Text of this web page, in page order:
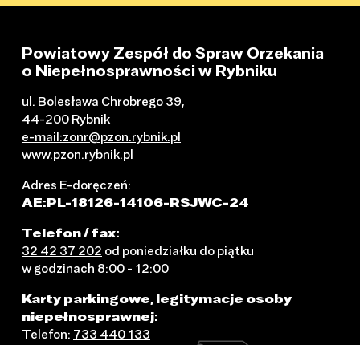
Powiatowy Zespół do Spraw Orzekania
o Niepełnosprawności w Rybniku
ul. Bolesława Chrobrego 39,
44-200 Rybnik
e-mail:zonr@pzon.rybnik.pl
www.pzon.rybnik.pl
Adres E-doręczeń:
AE:PL-18126-14106-RSJWC-24
Telefon / fax:
32 42 37 202 od poniedziałku do piątku
w godzinach 8:00 - 12:00
Karty parkingowe, legitymacje osoby
niepełnosprawnej:
Telefon: 733 440 133